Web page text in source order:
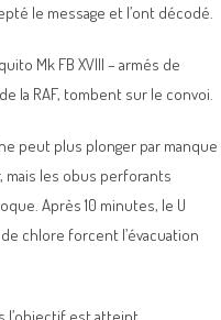
le message et l’ont décodé.
Mk FB XVIII – armés de
la RAF, tombent sur le convoi.
peut plus plonger par manque
mais les obus perforants
Après 10 minutes, le U
chlore forcent l’évacuation